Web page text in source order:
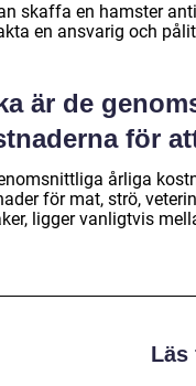
skaffa en hamster
en ansvarig och
är de
för
årliga
för mat, strö,
ligger vanligtvis
Läs